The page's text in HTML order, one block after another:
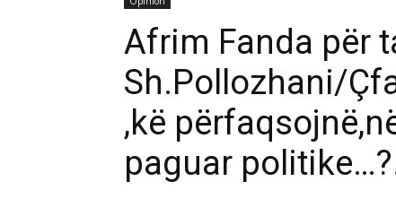
Afrim Fanda për
Sh.Pollozhani/
,kë
paguar